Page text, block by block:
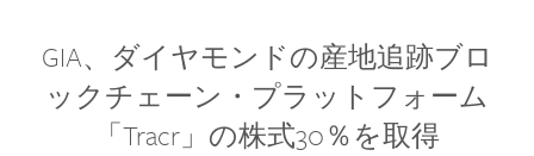
GIA、ダイヤモンドの産地追跡ブロ
ックチェーン・プラットフォーム
「Tracr」の株式30％を取得